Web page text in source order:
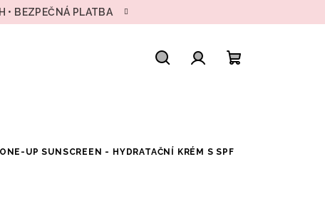
• BEZPEČNÁ PLATBA
UP SUNSCREEN - HYDRATAČNÍ KRÉM S SPF